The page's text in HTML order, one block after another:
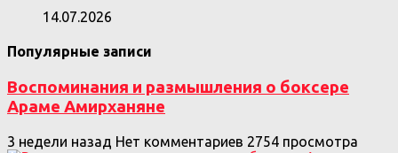
14.07.2026
Популярные записи
Воспоминания и размышления о боксере
Араме Амирханяне
3 недели назад Нет комментариев 2754 просмотра